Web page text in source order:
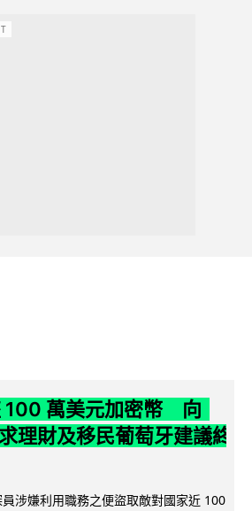
100 萬美元加密幣 向
理財及移民葡萄牙建議終
涉嫌利用職務之便盜取敵對國家近 100